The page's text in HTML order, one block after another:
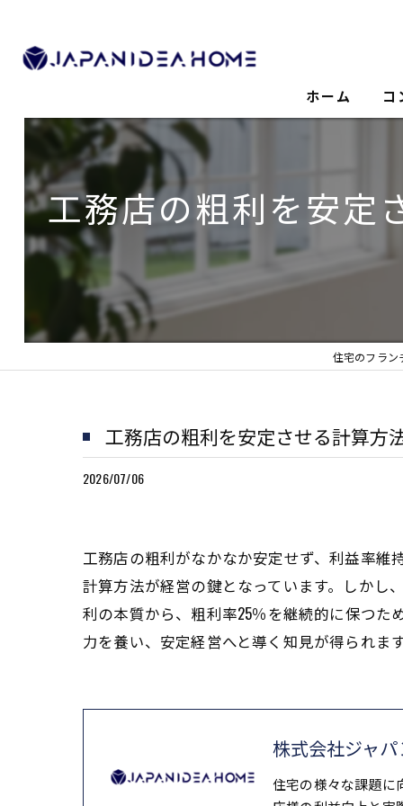
ホーム コ
工務店の粗利を安定
住宅のフラン
工務店の粗利を安定させる計算方
2026/07/06
工務店の粗利がなかなか安定せず、利益率
計算方法が経営の鍵となっています。しかし
利の本質から、粗利率25％を継続的に保つた
力を養い、安定経営へと導く知見が得られます
株式会社ジャ
住宅の様々な課題に